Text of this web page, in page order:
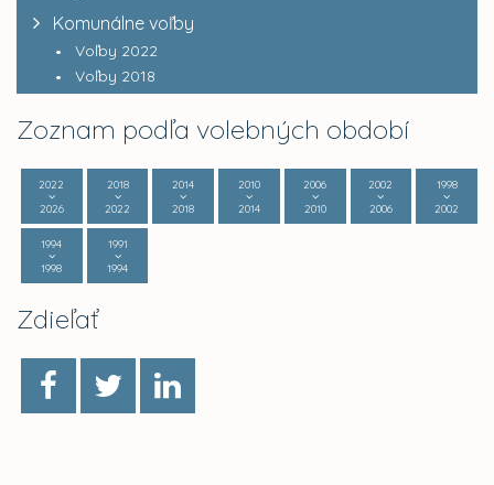
Komunálne voľby
Voľby 2022
Voľby 2018
Zoznam podľa volebných období
2022
2026
2018
2022
2014
2018
2010
2014
2006
2010
2002
2006
1998
2002
1994
1998
1991
1994
Zdieľať